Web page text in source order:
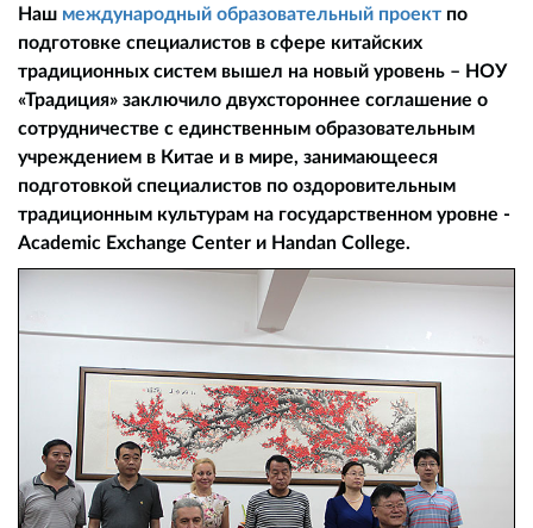
Наш международный образовательный проект по
подготовке специалистов в сфере китайских
традиционных систем вышел на новый уровень – НОУ
«Традиция» заключило двухстороннее соглашение о
сотрудничестве с единственным образовательным
учреждением в Китае и в мире, занимающееся
подготовкой специалистов по оздоровительным
традиционным культурам на государственном уровне -
Academic Exchange Сenter и Handan College.